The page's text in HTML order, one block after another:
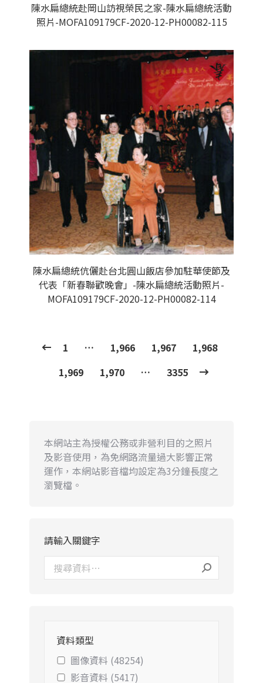
陳水扁總統赴岡山訪視榮民之家-陳水扁總統活動
照片-MOFA109179CF-2020-12-PH00082-115
陳水扁總統伉儷赴台北圓山飯店參加駐華使節及
代表「新春聯歡晚會」-陳水扁總統活動照片-
MOFA109179CF-2020-12-PH00082-114
1 … 1,966 1,967
1,968
1,969
1,970 … 3355
本網站主為授權公務或非營利目的之照片
及影音使用，為免網路流量過大影響正常
運作，本網站影音檔均設定為3分鐘長度之
瀏覽檔。
請輸入關鍵字
資料類型
圖像資料 (48254)
影音資料 (5417)